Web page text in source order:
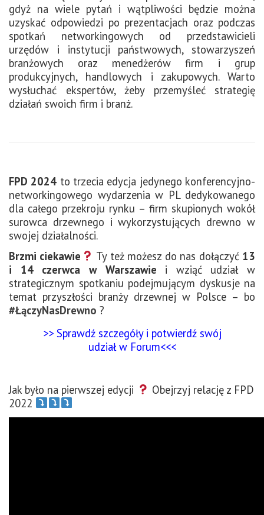
gdyż na wiele pytań i wątpliwości będzie można
uzyskać odpowiedzi po prezentacjach oraz podczas
spotkań networkingowych od przedstawicieli
urzędów i instytucji państwowych, stowarzyszeń
branżowych oraz menedżerów firm i grup
produkcyjnych, handlowych i zakupowych. Warto
wysłuchać ekspertów, żeby przemyśleć strategię
działań swoich firm i branż.
FPD 2024 to trzecia edycja jedynego konferencyjno-
networkingowego wydarzenia w PL dedykowanego
dla całego przekroju rynku – firm skupionych wokół
surowca drzewnego i wykorzystujących drewno w
swojej działalności.
Brzmi ciekawie
Ty też możesz do nas dołączyć 13
i 14 czerwca w Warszawie i wziąć udział w
strategicznym spotkaniu podejmującym dyskusje na
temat przyszłości branży drzewnej w Polsce – bo
#ŁączyNasDrewno ?
>> Sprawdź szczegóły i potwierdź swój
udział w Forum<<<
Jak było na pierwszej edycji
Obejrzyj relację z FPD
2022